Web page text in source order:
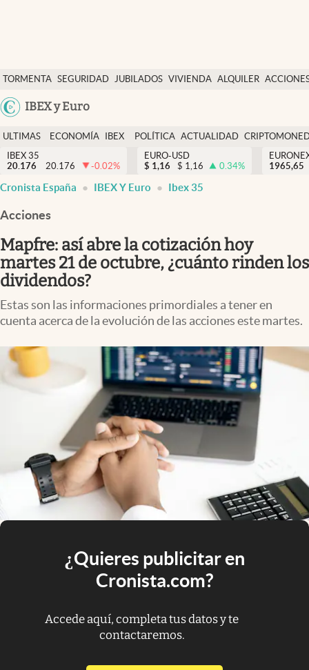
TORMENTA SEGURIDAD JUBILADOS VIVIENDA ALQUILER
USA
IBEX y Euro
Economía y finanzas
Política
Actualidad
Criptomonedas
España
ULTIMAS
NOTICIAS
ECONOMÍA
FINANZAS
IBEX
EURO
POLÍTICA ACTUALIDAD
IBEX 35
20.176
20.176 -0.02%
EURO-USD
$ 1,16 $ 1,16 0.34%
1965,65
Cronista España IBEX Y Euro Ibex 35
Acciones
Mapfre: así abre la cotización hoy
martes 21 de octubre, ¿cuánto rinden los
dividendos?
Estas son las informaciones primordiales a tener en
cuenta acerca de la evolución de las acciones este martes.
¿Quieres publicitar en
Cronista.com?
Accede aquí, completa tus datos y te
contactaremos.